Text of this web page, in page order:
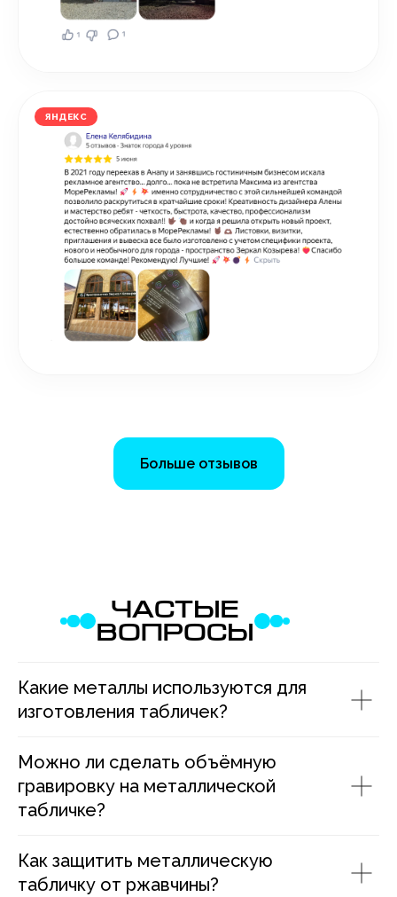
ЯНДЕКС
Больше отзывов
ЧАСТЫЕ
ВОПРОСЫ
Какие металлы используются для
изготовления табличек?
Можно ли сделать объёмную
гравировку на металлической
табличке?
Как защитить металлическую
табличку от ржавчины?